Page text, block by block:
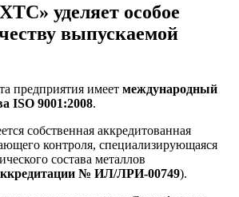
уделяет особое
выпускаемой
предприятия имеет международный
ISO 9001:2008.
собственная аккредитованная
контроля, специализирующаяся
состава металлов
№ ИЛ/ЛРИ-00749).